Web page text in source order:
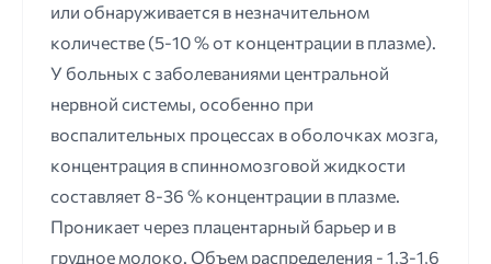
или обнаруживается в незначительном
количестве (5-10 % от концентрации в плазме).
У больных с заболеваниями центральной
нервной системы, особенно при
воспалительных процессах в оболочках мозга,
концентрация в спинномозговой жидкости
составляет 8-36 % концентрации в плазме.
Проникает через плацентарный барьер и в
грудное молоко. Объем распределения - 1,3-1,6